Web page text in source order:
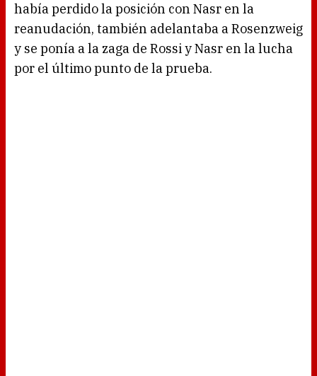
había perdido la posición con Nasr en la
reanudación, también adelantaba a Rosenzweig
y se ponía a la zaga de Rossi y Nasr en la lucha
por el último punto de la prueba.